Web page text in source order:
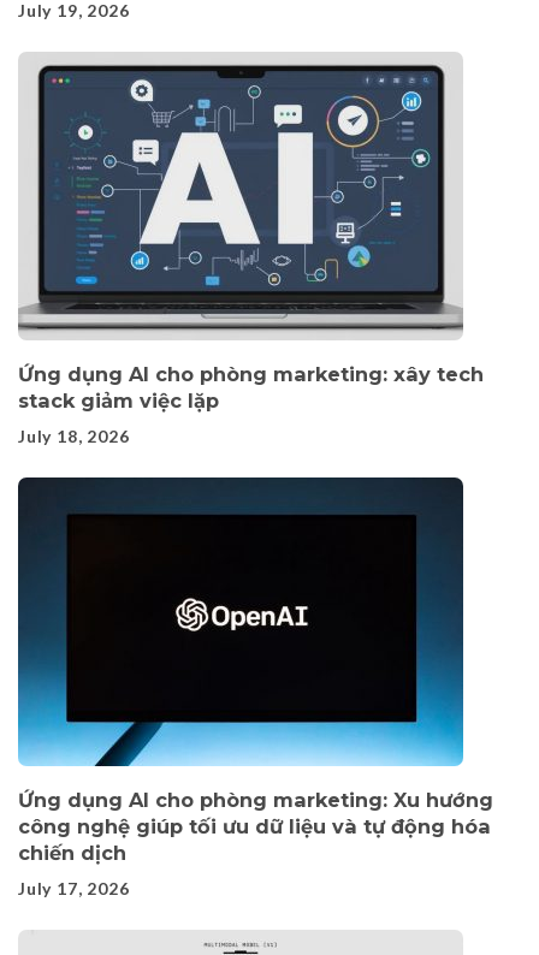
July 19, 2026
Ứng dụng AI cho phòng marketing: xây tech
stack giảm việc lặp
July 18, 2026
Ứng dụng AI cho phòng marketing: Xu hướng
công nghệ giúp tối ưu dữ liệu và tự động hóa
chiến dịch
July 17, 2026